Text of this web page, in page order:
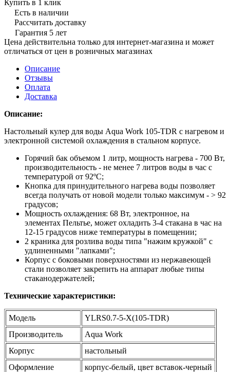
Купить в 1 клик
Есть в наличии
Рассчитать доставку
Гарантия 5 лет
Цена действительна только для интернет-магазина и может
отличаться от цен в розничных магазинах
Описание
Отзывы
Оплата
Доставка
Описание:
Настольный кулер для воды Aqua Work 105-TDR с нагревом и
электронной системой охлаждения в стальном корпусе.
Горячий бак объемом 1 литр, мощность нагрева - 700 Вт,
производительность - не менее 7 литров воды в час с
температурой от 92ºС;
Кнопка для принудительного нагрева воды позволяет
всегда получать от новой модели только максимум - > 92
градусов;
Мощность охлаждения: 68 Вт, электронное, на
элементах Пельтье, может охладить 3-4 стакана в час на
12-15 градусов ниже температуры в помещении;
2 краника для розлива воды типа "нажим кружкой" с
удлиненными "лапками";
Корпус с боковыми поверхностями из нержавеющей
стали позволяет закрепить на аппарат любые типы
стаканодержателей;
Технические характеристики:
Модель
YLRS0.7-5-X(105-TDR)
Производитель
Aqua Work
Корпус
настольный
Оформление
корпус-белый, цвет вставок-черный